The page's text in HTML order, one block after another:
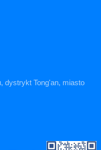
dystrykt Tong'an, miasto